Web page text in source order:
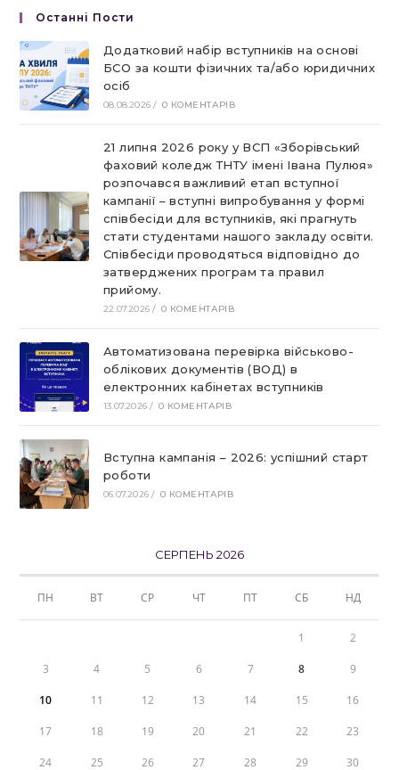
Останні Пости
Додатковий набір вступників на основі
БСО за кошти фізичних та/або юридичних
осіб
08.08.2026 / 0 КОМЕНТАРІВ
21 липня 2026 року у ВСП «Зборівський
фаховий коледж ТНТУ імені Івана Пулюя»
розпочався важливий етап вступної
кампанії – вступні випробування у формі
співбесіди для вступників, які прагнуть
стати студентами нашого закладу освіти.
Співбесіди проводяться відповідно до
затверджених програм та правил
прийому.
22.07.2026 / 0 КОМЕНТАРІВ
Автоматизована перевірка військово-
облікових документів (ВОД) в
електронних кабінетах вступників
13.07.2026 / 0 КОМЕНТАРІВ
Вступна кампанія – 2026: успішний старт
роботи
06.07.2026 / 0 КОМЕНТАРІВ
СЕРПЕНЬ 2026
ПН ВТ СР ЧТ ПТ СБ НД
1 2
3 4 5 6 7 8 9
10 11 12 13 14 15 16
17 18 19 20 21 22 23
24 25 26 27 28 29 30